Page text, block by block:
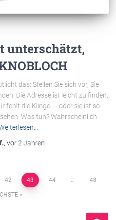
unterschätzt,
das: Stellen Sie sich vor, Sie
Die Adresse ist leicht zu finden,
fehlt die Klingel – oder sie ist so
Was tun? Wahrscheinlich
, vor2 Jahren
42 43 44 48